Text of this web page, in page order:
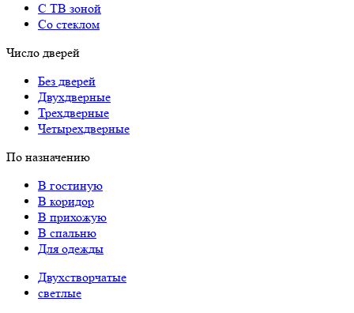
С ТВ зоной
Со стеклом
Число дверей
Без дверей
Двухдверные
Трехдверные
Четырехдверные
По назначению
В гостиную
В коридор
В прихожую
В спальню
Для одежды
Двухстворчатые
светлые